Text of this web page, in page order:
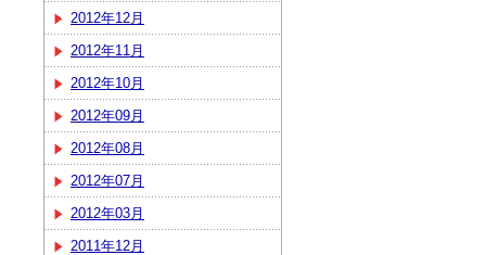
2012年12月
2012年11月
2012年10月
2012年09月
2012年08月
2012年07月
2012年03月
2011年12月